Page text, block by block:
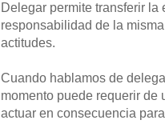
Delegar permite transferir
responsabilidad de la
actitudes.
Cuando hablamos de
momento puede requerir de
actuar en consecuencia